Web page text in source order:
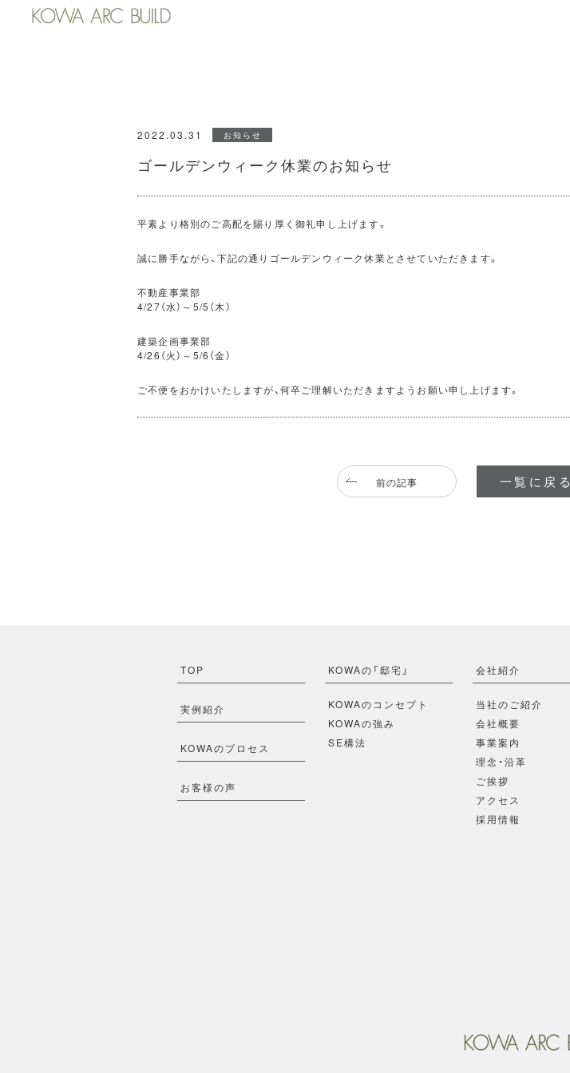
2022.03.31 お知らせ
ゴールデンウィーク休業のお知らせ
平素より格別のご高配を賜り厚く御礼申し上げます。
誠に勝手ながら、下記の通りゴールデンウィーク休業とさせていただきます。
不動産事業部
4/27（水）～5/5（木）
建築企画事業部
4/26（火）～5/6（金）
ご不便をおかけいたしますが、何卒ご理解いただきますようお願い申し上げます。
前の記事 一覧に戻る
TOP
実例紹介
KOWAのプロセス
お客様の声
KOWAの「邸宅」
KOWAのコンセプト
KOWAの強み
SE構法
会社紹介
当社のご紹介
会社概要
事業案内
理念・沿革
ご挨拶
アクセス
採用情報